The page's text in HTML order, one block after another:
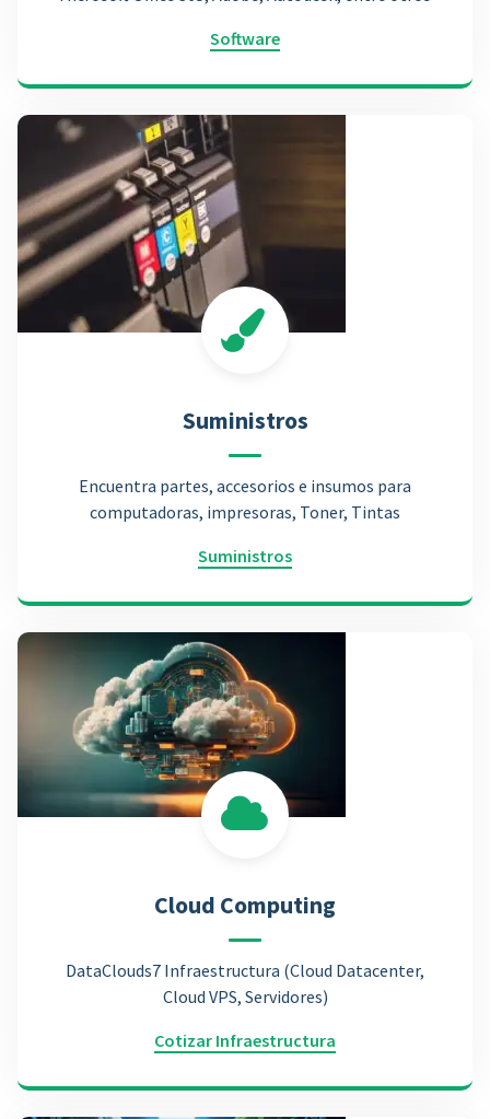
Software
Suministros
Encuentra partes, accesorios e insumos para
computadoras, impresoras, Toner, Tintas
Suministros
Cloud Computing
DataClouds7 Infraestructura (Cloud Datacenter,
Cloud VPS, Servidores)
Cotizar Infraestructura